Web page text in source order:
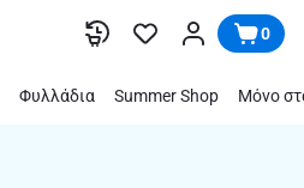
0
Φυλλάδια Summer Shop Μόνο